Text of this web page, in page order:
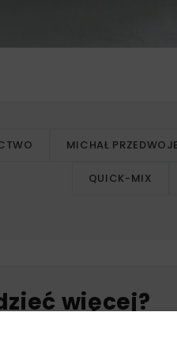
MICHAŁ
QUICK-MIX
więcej?